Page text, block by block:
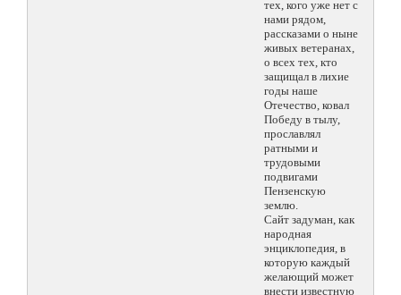
тех, кого уже нет с
нами рядом,
рассказами о ныне
живых ветеранах,
о всех тех, кто
защищал в лихие
годы наше
Отечество, ковал
Победу в тылу,
прославлял
ратными и
трудовыми
подвигами
Пензенскую
землю.
Сайт задуман, как
народная
энциклопедия, в
которую каждый
желающий может
внести известную